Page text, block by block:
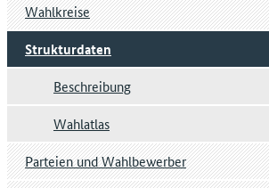
Wahlkreise
Strukturdaten
Beschreibung
Wahlatlas
Parteien und Wahlbewerber